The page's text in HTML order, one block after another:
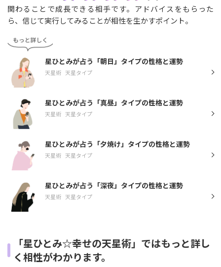
関わることで成長できる相手です。アドバイスをもらった
ら、信じて実行してみることが相性を生かすポイント。
星ひとみが占う「朝日」タイプの性格と運勢
天星術 天星タイプ
星ひとみが占う「真昼」タイプの性格と運勢
天星術 天星タイプ
星ひとみが占う「夕焼け」タイプの性格と運勢
天星術 天星タイプ
星ひとみが占う「深夜」タイプの性格と運勢
天星術 天星タイプ
「星ひとみ☆幸せの天星術」ではもっと詳し
く相性がわかります。